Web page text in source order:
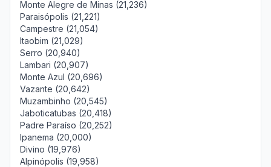
Monte Alegre de Minas (21,236)
Paraisópolis (21,221)
Campestre (21,054)
Itaobim (21,029)
Serro (20,940)
Lambari (20,907)
Monte Azul (20,696)
Vazante (20,642)
Muzambinho (20,545)
Jaboticatubas (20,418)
Padre Paraíso (20,252)
Ipanema (20,000)
Divino (19,976)
Alpinópolis (19,958)